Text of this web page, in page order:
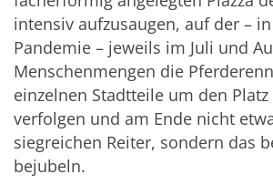
intensiv aufzusaugen, auf der –
Pandemie – jeweils im Juli und
Menschenmengen die
einzelnen Stadtteile um den
verfolgen und am Ende nicht
siegreichen Reiter, sondern das
bejubeln.